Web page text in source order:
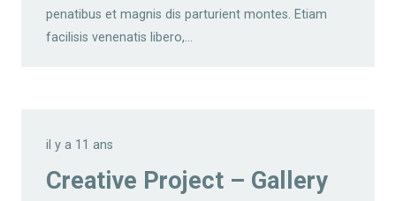
penatibus et magnis dis parturient montes. Etiam
facilisis venenatis libero,…
il y a 11 ans
Creative Project – Gallery